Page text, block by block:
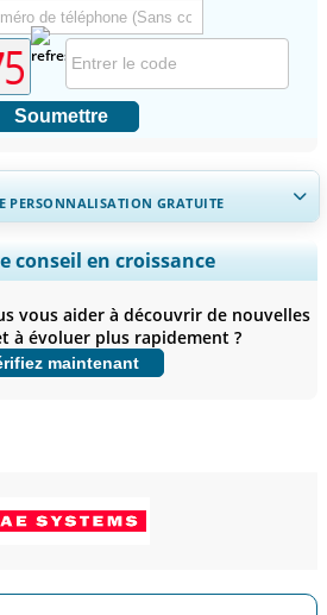
Soumettre
PERSONNALISATION GRATUITE
e por país, Análise de segmentos,
competitivo, e insights sobre o
maintenant
conseil en croissance
vous aider à découvrir de nouvelles
à évoluer plus rapidement ?
maintenant